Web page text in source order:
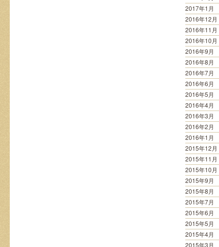
2017年1月
2016年12月
2016年11月
2016年10月
2016年9月
2016年8月
2016年7月
2016年6月
2016年5月
2016年4月
2016年3月
2016年2月
2016年1月
2015年12月
2015年11月
2015年10月
2015年9月
2015年8月
2015年7月
2015年6月
2015年5月
2015年4月
2015年3月